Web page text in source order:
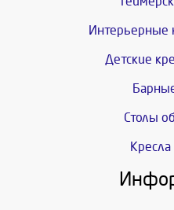
Интерьерные
Детские
Столы
Кресла